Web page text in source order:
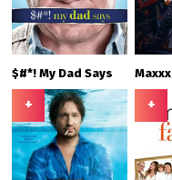
$#*! My Dad Says Maxxx
+ +